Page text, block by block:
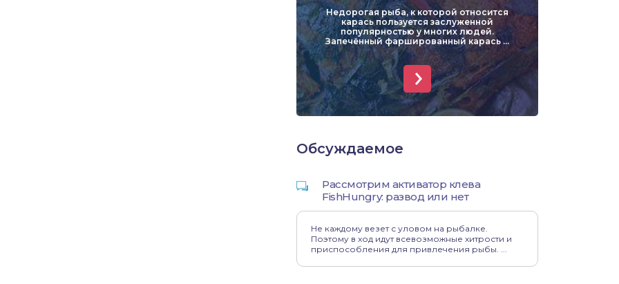
Недорогая рыба, к которой относится
карась пользуется заслуженной
популярностью у многих людей.
Запечённый фаршированный карась ...
Обсуждаемое
Рассмотрим активатор клева
FishHungry: развод или нет
Не каждому везет с уловом на рыбалке.
Поэтому в ход идут всевозможные хитрости и
приспособления для привлечения рыбы. ...